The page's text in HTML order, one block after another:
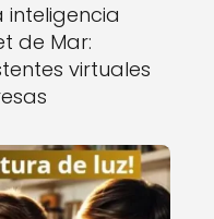
inteligencia
de Mar:
virtuales